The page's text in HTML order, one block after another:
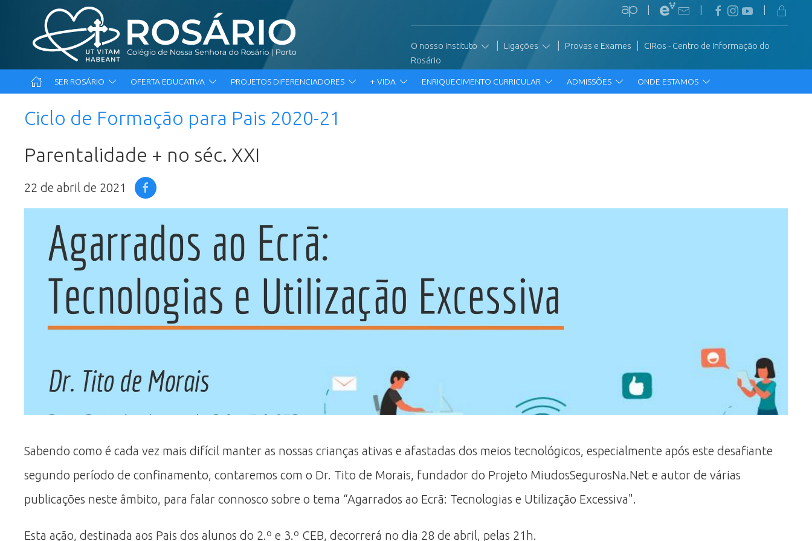
O nosso Instituto Ligações Provas e Exames
CIRos - Centro de Informação do
Rosário
SER ROSÁRIO OFERTA EDUCATIVA PROJETOS DIFERENCIADORES + VIDA ENRIQUECIMENTO CURRICULAR ADMISSÕES ONDE ESTAMOS
Ciclo de Formação para Pais 2020-21
Parentalidade + no séc. XXI
22 de abril de 2021
Sabendo como é cada vez mais difícil manter as nossas crianças ativas e afastadas dos meios tecnológicos, especialmente após este desafiante
segundo período de confinamento, contaremos com o Dr. Tito de Morais, fundador do Projeto MiudosSegurosNa.Net e autor de várias
publicações neste âmbito, para falar connosco sobre o tema “Agarrados ao Ecrã: Tecnologias e Utilização Excessiva".
Esta ação, destinada aos Pais dos alunos do 2.º e 3.º CEB, decorrerá no dia 28 de abril, pelas 21h.